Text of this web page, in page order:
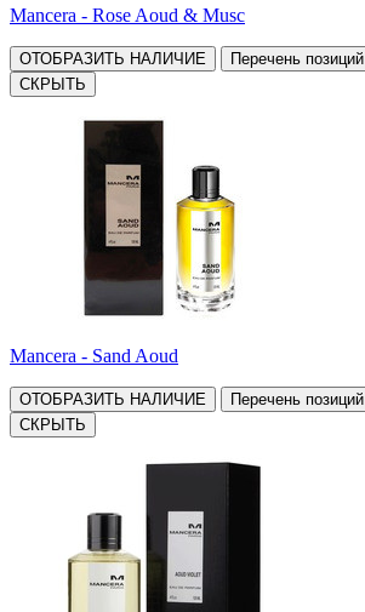
Mancera - Rose Aoud & Musc
ОТОБРАЗИТЬ НАЛИЧИЕ
Перечень позиций
СКРЫТЬ
Mancera - Sand Aoud
ОТОБРАЗИТЬ НАЛИЧИЕ
Перечень позиций
СКРЫТЬ